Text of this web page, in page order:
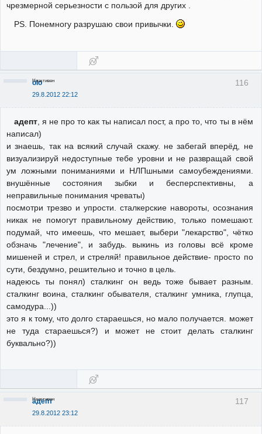
чрезмерной серьезности с пользой для других .
PS. Понемногу разрушаю свои привычки.
116
olo
29.8.2012 22:12
Неактивен
адепт, я не про то как ты написал пост, а про то, что ты в нём
написал)
и знаешь, так на всякий случай скажу. не забегай вперёд, не
визуализируй недоступные тебе уровни и не развращай свой
ум ложными пониманиями и НЛПшными самоубеждениями.
внушённые состояния зыбки и бесперспективны, а
неправильные понимания чреваты)
посмотри трезво и упрости. сталкерские навороты, осознания
никак не помогут правильному действию, только помешают.
подумай, что имеешь, что мешает, выбери "лекарство", чётко
обзначь "лечение", и забудь. выкинь из головы всё кроме
мишеней и стрел, и стреляй! правильное действие- просто по
сути, бездумно, решительно и точно в цель.
надеюсь ты понял) сталкинг он ведь тоже бывает разным.
сталкинг воина, сталкинг обывателя, сталкинг умника, глупца,
самодура...))
это я к тому, что долго стараешься, но мало получается. может
не туда стараешься?) и может не стоит делать сталкинг
буквально?))
117
адепт
29.8.2012 23:12
Неактивен